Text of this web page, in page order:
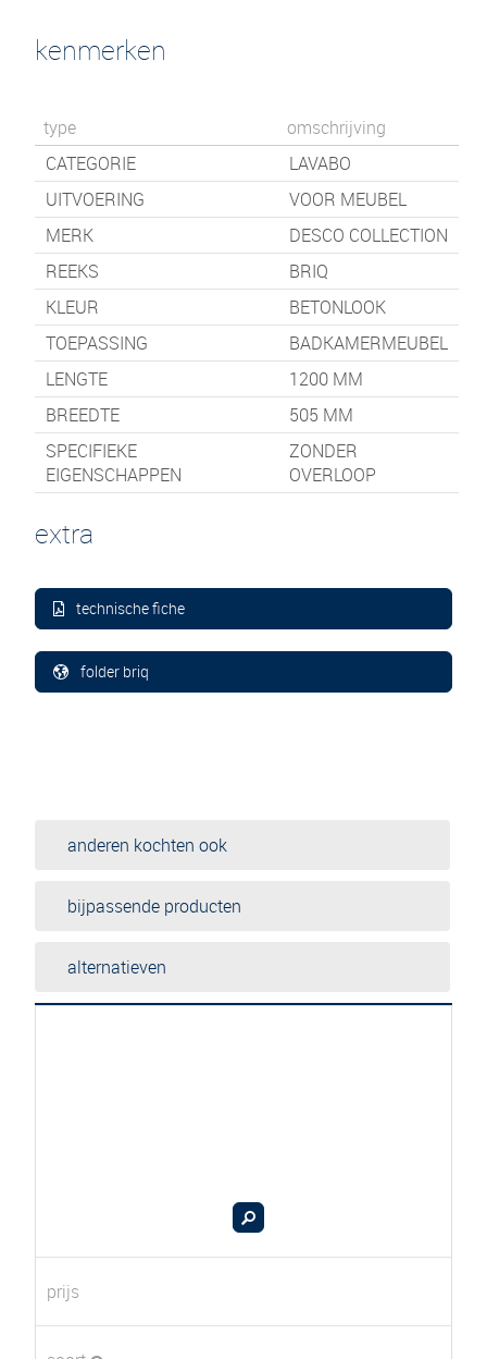
kenmerken
type
omschrijving
CATEGORIE
LAVABO
UITVOERING
VOOR MEUBEL
MERK
DESCO COLLECTION
REEKS
BRIQ
KLEUR
BETONLOOK
TOEPASSING
BADKAMERMEUBEL
LENGTE
1200 MM
BREEDTE
505 MM
SPECIFIEKE
EIGENSCHAPPEN
ZONDER
OVERLOOP
extra
technische fiche
folder briq
anderen kochten ook
bijpassende producten
alternatieven
prijs